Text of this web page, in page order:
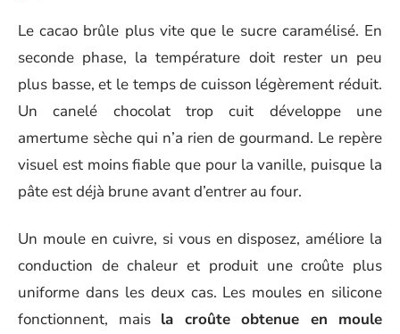
Le cacao brûle plus vite que le sucre caramélisé. En
seconde phase, la température doit rester un peu
plus basse, et le temps de cuisson légèrement réduit.
Un canelé chocolat trop cuit développe une
amertume sèche qui n’a rien de gourmand. Le repère
visuel est moins fiable que pour la vanille, puisque la
pâte est déjà brune avant d’entrer au four.
Un moule en cuivre, si vous en disposez, améliore la
conduction de chaleur et produit une croûte plus
uniforme dans les deux cas. Les moules en silicone
fonctionnent, mais la croûte obtenue en moule